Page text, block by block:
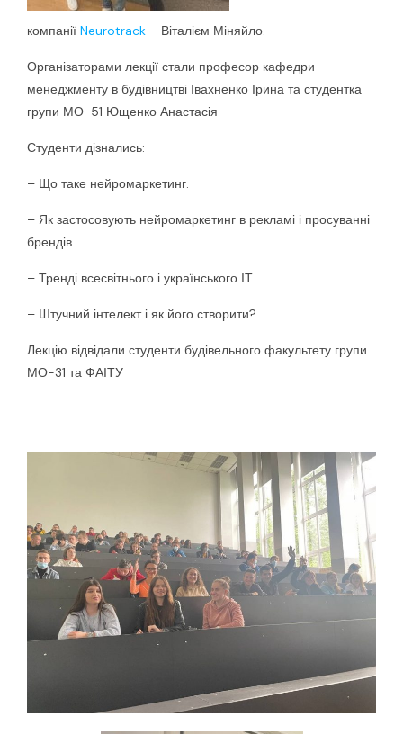
компанії Neurotrack – Віталієм Міняйло.
Організаторами лекції стали професор кафедри
менеджменту в будівництві Івахненко Ірина та студентка
групи МО-51 Ющенко Анастасія
Студенти дізнались:
– Що таке нейромаркетинг.
– Як застосовують нейромаркетинг в рекламі і просуванні
брендів.
– Тренді всесвітнього і українського ІТ.
– Штучний інтелект і як його створити?
Лекцію відвідали студенти будівельного факультету групи
МО-31 та ФАІТУ